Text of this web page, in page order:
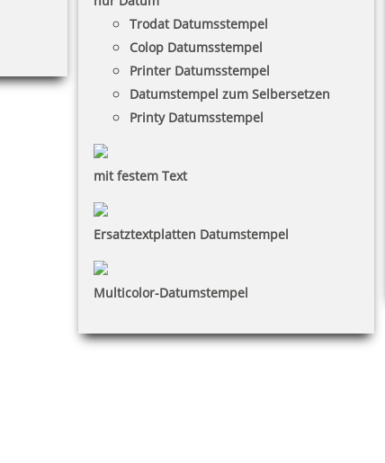
Trodat Datumsstempel
Colop Datumsstempel
Printer Datumsstempel
Datumstempel zum Selbersetzen
Printy Datumsstempel
mit festem Text
Ersatztextplatten Datumstempel
Multicolor-Datumstempel